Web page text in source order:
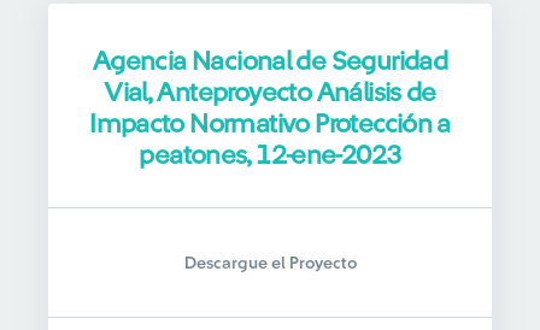
Agencia Nacional de Seguridad
Vial, Anteproyecto Análisis de
Impacto Normativo Protección a
peatones, 12-ene-2023
Descargue el Proyecto